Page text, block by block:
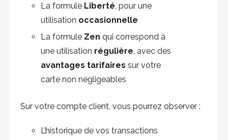
La formule Liberté, pour une
utilisation occasionnelle
La formule Zen qui correspond à
une utilisation régulière, avec des
avantages tarifaires sur votre
carte non négligeables
Sur votre compte client, vous pourrez observer :
L’historique de vos transactions